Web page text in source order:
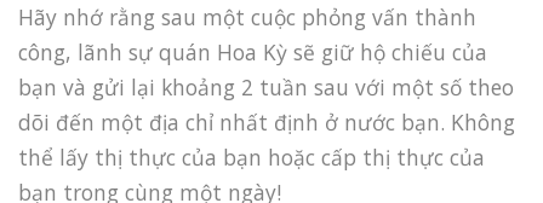
Hãy nhớ rằng sau một cuộc phỏng vấn thành
công, lãnh sự quán Hoa Kỳ sẽ giữ hộ chiếu của
bạn và gửi lại khoảng 2 tuần sau với một số theo
dõi đến một địa chỉ nhất định ở nước bạn. Không
thể lấy thị thực của bạn hoặc cấp thị thực của
bạn trong cùng một ngày!